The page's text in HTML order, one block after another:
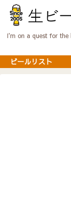
I'm on a quest for the
ビールリスト